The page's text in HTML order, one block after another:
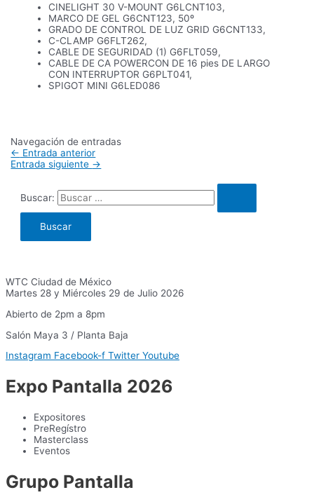
CINELIGHT 30 V-MOUNT G6LCNT103,
MARCO DE GEL G6CNT123, 50º
GRADO DE CONTROL DE LUZ GRID G6CNT133,
C-CLAMP G6FLT262,
CABLE DE SEGURIDAD (1) G6FLT059,
CABLE DE CA POWERCON DE 16 pies DE LARGO
CON INTERRUPTOR G6PLT041,
SPIGOT MINI G6LED086
Navegación de entradas
← Entrada anterior
Entrada siguiente →
Buscar:
WTC Ciudad de México
Martes 28 y Miércoles 29 de Julio 2026
Abierto de 2pm a 8pm
Salón Maya 3 / Planta Baja
Instagram Facebook-f Twitter Youtube
Expo Pantalla 2026
Expositores
PreRegístro
Masterclass
Eventos
Grupo Pantalla